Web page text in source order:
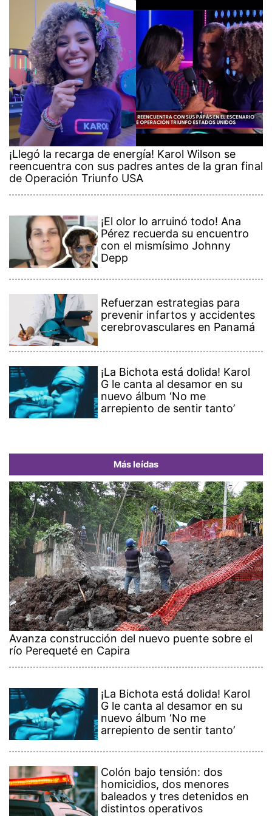
¡Llegó la recarga de energía! Karol Wilson se
reencuentra con sus padres antes de la gran final
de Operación Triunfo USA
¡El olor lo arruinó todo! Ana
Pérez recuerda su encuentro
con el mismísimo Johnny
Depp
Refuerzan estrategias para
prevenir infartos y accidentes
cerebrovasculares en Panamá
¡La Bichota está dolida! Karol
G le canta al desamor en su
nuevo álbum ‘No me
arrepiento de sentir tanto’
Más leídas
Avanza construcción del nuevo puente sobre el
río Perequeté en Capira
¡La Bichota está dolida! Karol
G le canta al desamor en su
nuevo álbum ‘No me
arrepiento de sentir tanto’
Colón bajo tensión: dos
homicidios, dos menores
baleados y tres detenidos en
distintos operativos